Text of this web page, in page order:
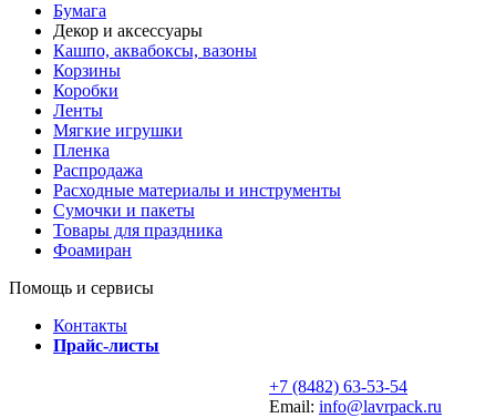
Бумага
Декор и аксессуары
Кашпо, аквабоксы, вазоны
Корзины
Коробки
Ленты
Мягкие игрушки
Пленка
Распродажа
Расходные материалы и инструменты
Сумочки и пакеты
Товары для праздника
Фоамиран
Помощь и сервисы
Контакты
Прайс-листы
+7 (8482) 63-53-54
Email: info@lavrpack.ru